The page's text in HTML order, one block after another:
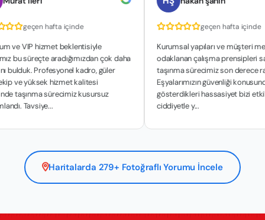
hafta içinde
hizmet beklentisiyle
aradığımızdan çok daha
Profesyonel kadro, güler
hizmet kalitesi
sürecimiz kusursuz
geçen hafta içinde
Kurumsal yapıları ve müşteri
odaklanan çalışma prensipleri sayesinde
taşınma sürecimiz son derece rahat
Eşyalarımızın güvenliği konusunda
gösterdikleri hassasiyet bizi etkiledi. İşini
ciddiyetle y...
Haritalarda 279+ Fotoğraflı Yorumu İncele